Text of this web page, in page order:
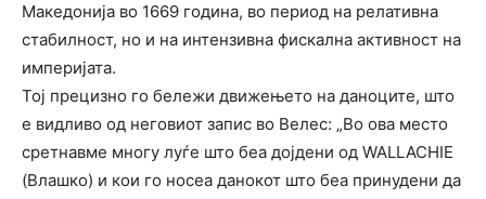
Македонија во 1669 година, во период на релативна
стабилност, но и на интензивна фискална активност на
империјата.
Тој прецизно го бележи движењето на даноците, што
е видливо од неговиот запис во Велес: „Во ова место
сретнавме многу луѓе што беа дојдени од WALLACHIE
(Влашко) и кои го носеа данокот што беа принудени да